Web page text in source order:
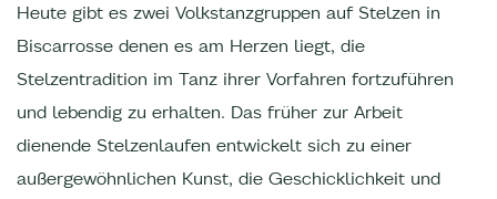
Heute gibt es zwei Volkstanzgruppen auf Stelzen in
Biscarrosse denen es am Herzen liegt, die
Stelzentradition im Tanz ihrer Vorfahren fortzuführen
und lebendig zu erhalten. Das früher zur Arbeit
dienende Stelzenlaufen entwickelt sich zu einer
außergewöhnlichen Kunst, die Geschicklichkeit und